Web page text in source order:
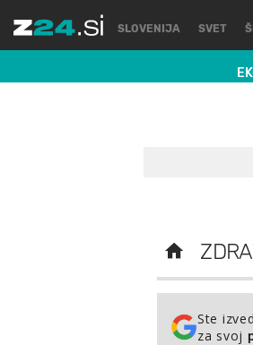
SLOVENIJA SVET
Ste
za svoj